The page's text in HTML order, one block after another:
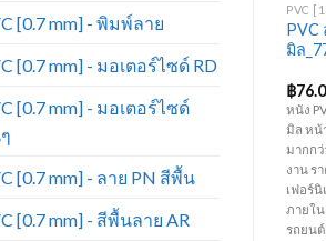
[0.7 mm] - พิมพ์ลาย
[0.7 mm] - มอเตอร์ไซด์ RD
[0.7 mm] - มอเตอร์ไซด์
[0.7 mm] - ลาย PN สีพื้น
[0.7 mm] - สีพื้นลาย AR
PVC
PVC
มิล
฿
หนัง
มิล หน้
มากก
งาน ร
เฟอร์นิ
ภายใน
รถยน
ายดี
0.9
มผัสที่
หลาก
เจอร์
ละ
มยาว
PU571-204A เคลือบมุก
หนัง PU เคลือบมุก ความหนา 1 มิล
ที่สุด เหมาะสำหรับทำเฟอร์นิเจอร์
โซฟา เก้าอี้ บุหัวเตียง กระเป๋า ตกแต่ง
ภายในรถยนต์ และเครื่องประดับ
ต่างๆ เป็นต้น (ราคาขายยกม้วน ม้วน